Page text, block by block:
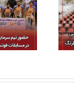
برگزاری دومین
مسابقات
ساب‌هلدینگ‌های
صنعتی